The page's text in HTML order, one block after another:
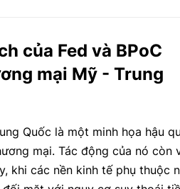
của Fed và BPoC
mại Mỹ - Trung
Quốc là một minh họa hậu
mại. Tác động của nó còn
khi các nền kinh tế phụ thuộc